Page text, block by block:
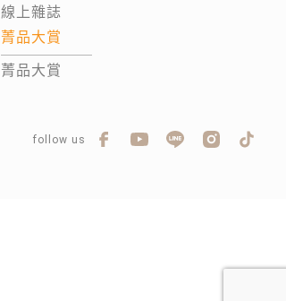
線上雜誌
菁品大賞
菁品大賞
follow us